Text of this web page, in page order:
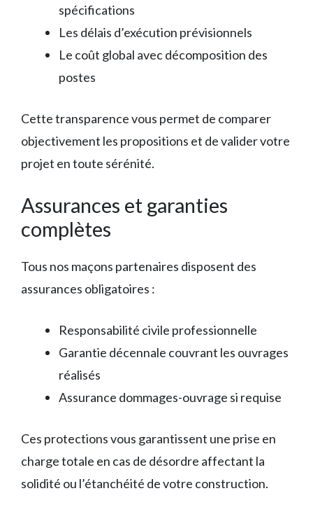
spécifications
Les délais d’exécution prévisionnels
Le coût global avec décomposition des
postes
Cette transparence vous permet de comparer
objectivement les propositions et de valider votre
projet en toute sérénité.
Assurances et garanties
complètes
Tous nos maçons partenaires disposent des
assurances obligatoires :
Responsabilité civile professionnelle
Garantie décennale couvrant les ouvrages
réalisés
Assurance dommages-ouvrage si requise
Ces protections vous garantissent une prise en
charge totale en cas de désordre affectant la
solidité ou l’étanchéité de votre construction.